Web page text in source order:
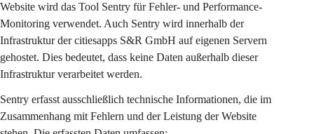
Website wird das Tool Sentry für Fehler- und Performance-
Monitoring verwendet. Auch Sentry wird innerhalb der
Infrastruktur der citiesapps S&R GmbH auf eigenen Servern
gehostet. Dies bedeutet, dass keine Daten außerhalb dieser
Infrastruktur verarbeitet werden.
Sentry erfasst ausschließlich technische Informationen, die im
Zusammenhang mit Fehlern und der Leistung der Website